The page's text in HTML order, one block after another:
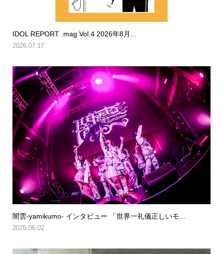
IDOL REPORT .mag Vol.4 2026年8月...
2026.07.17
闇雲-yamikumo- インタビュー 「世界一礼儀正しいモ...
2026.06.02